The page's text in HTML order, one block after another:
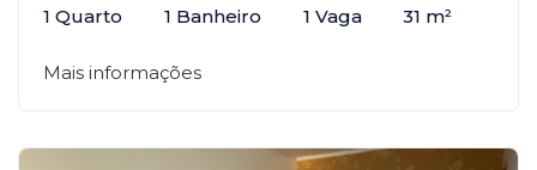
1 Quarto 1 Banheiro 1 Vaga 31 m²
Mais informações